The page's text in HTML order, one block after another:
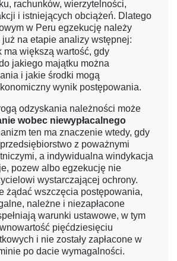
rachunków, wierzytelności,
i istniejących obciążeń. Dlatego
w Peru egzekucję należy
na etapie analizy wstępnej:
ma większą wartość, gdy
jakiego majątku można
i jakie środki mogą
wynik postępowania.
odzyskania należności może
wobec niewypłacalnego
ten ma znaczenie wtedy, gdy
z poważnymi
a indywidualna windykacja
pozew albo egzekucję nie
wystarczającej ochrony.
żądać wszczęcia postępowania,
należne i niezapłacone
warunki ustawowe, w tym
pięćdziesięciu
i nie zostały zapłacone w
po dacie wymagalności.